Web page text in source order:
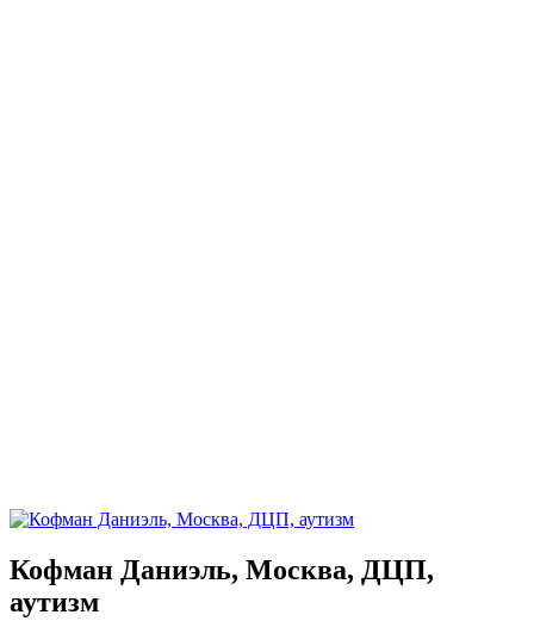
Кофман Даниэль, Москва, ДЦП,
аутизм